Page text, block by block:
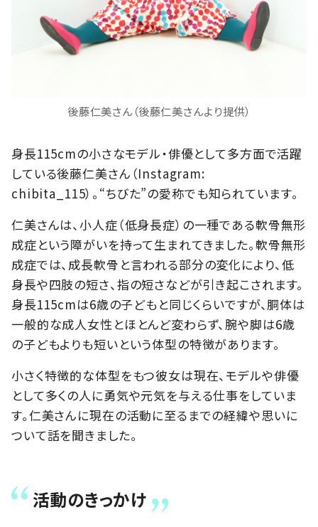
後藤仁美さん（後藤仁美さんより提供）
身長115cmの小さなモデル・俳優として多方面で活躍
している後藤仁美さん（Instagram:
chibita_115）。“ちびた”の愛称でも知られています。
仁美さんは、小人症（低身長症）の一種である軟骨無形
成症という障がいを持って生まれてきました。軟骨無形
成症では、成長軟骨と言われる部分の変化により、低
身長や四肢の短さ、指の短さなどが引き起こされます。
身長115cmは6歳の子どもと同じくらいですが、胴体は
一般的な成人女性とほとんど変わらず、腕や脚は6歳
の子どもよりも短いという体型の特徴があります。
小さく特徴的な体型をもつ彼女は現在、モデルや俳優
として多くの人に勇気や元気を与える仕事をしていま
す。仁美さんに現在の活動に至るまでの経緯や思いに
ついて話を聞きました。
活動のきっかけ